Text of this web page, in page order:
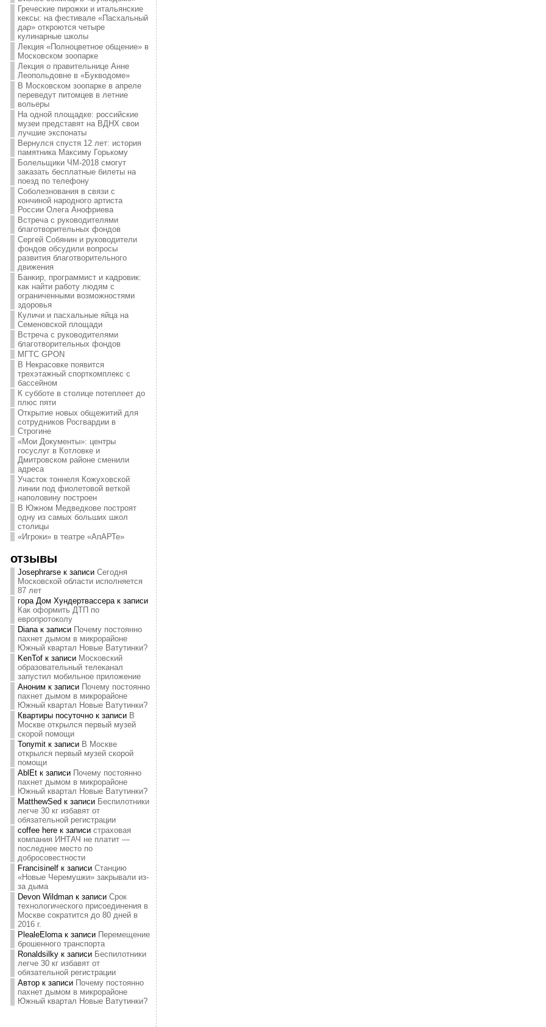
Греческие пирожки и итальянские
кексы: на фестивале «Пасхальный
дар» откроются четыре
кулинарные школы
Лекция «Полноцветное общение» в
Московском зоопарке
Лекция о правительнице Анне
Леопольдовне в «Букводоме»
В Московском зоопарке в апреле
переведут питомцев в летние
вольеры
На одной площадке: российские
музеи представят на ВДНХ свои
лучшие экспонаты
Вернулся спустя 12 лет: история
памятника Максиму Горькому
Болельщики ЧМ-2018 смогут
заказать бесплатные билеты на
поезд по телефону
Соболезнования в связи с
кончиной народного артиста
России Олега Анофриева
Встреча с руководителями
благотворительных фондов
Сергей Собянин и руководители
фондов обсудили вопросы
развития благотворительного
движения
Банкир, программист и кадровик:
как найти работу людям с
ограниченными возможностями
здоровья
Куличи и пасхальные яйца на
Семеновской площади
Встреча с руководителями
благотворительных фондов
МГТС GPON
В Некрасовке появится
трехэтажный спорткомплекс с
бассейном
К субботе в столице потеплеет до
плюс пяти
Открытие новых общежитий для
сотрудников Росгвардии в
Строгине
«Мои Документы»: центры
госуслуг в Котловке и
Дмитровском районе сменили
адреса
Участок тоннеля Кожуховской
линии под фиолетовой веткой
наполовину построен
В Южном Медведкове построят
одну из самых больших школ
столицы
«Игроки» в театре «АпАРТе»
отзывы
Josephrarseк записи Сегодня
Московской области исполняется
87 лет
гора Дом Хундертвассерак записи
Как оформить ДТП по
европротоколу
Dianaк записи Почему постоянно
пахнет дымом в микрорайоне
Южный квартал Новые Ватутинки?
KenTofк записи Московский
образовательный телеканал
запустил мобильное приложение
Аноним к записи Почему постоянно
пахнет дымом в микрорайоне
Южный квартал Новые Ватутинки?
Квартиры посуточнок записи В
Москве открылся первый музей
скорой помощи
Tonymitк записи В Москве
открылся первый музей скорой
помощи
AblEtк записи Почему постоянно
пахнет дымом в микрорайоне
Южный квартал Новые Ватутинки?
MatthewSed к записи Беспилотники
легче 30 кг избавят от
обязательной регистрации
coffee hereк записи страховая
компания ИНТАЧ не платит —
последнее место по
добросовестности
Francisinelfк записи Станцию
«Новые Черемушки» закрывали из-
за дыма
Devon Wildmanк записи Срок
технологического присоединения в
Москве сократится до 80 дней в
2016 г.
PlealeElomaк записи Перемещение
брошенного транспорта
Ronaldsilkyк записи Беспилотники
легче 30 кг избавят от
обязательной регистрации
Авторк записи Почему постоянно
пахнет дымом в микрорайоне
Южный квартал Новые Ватутинки?